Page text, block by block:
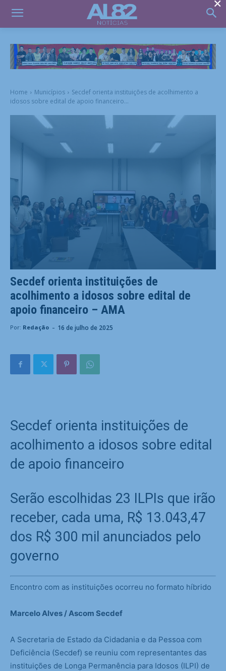
Home Municípios
Secdef orienta instituições de acolhimento a
idosos sobre edital de apoio financeiro...
Secdef orienta instituições de
acolhimento a idosos sobre edital de
apoio financeiro – AMA
Por: Redação - 16 de julho de 2025
Secdef orienta instituições de
acolhimento a idosos sobre edital
de apoio financeiro
Serão escolhidas 23 ILPIs que irão
receber, cada uma, R$ 13.043,47
dos R$ 300 mil anunciados pelo
governo
Encontro com as instituições ocorreu no formato híbrido
Marcelo Alves / Ascom Secdef
A Secretaria de Estado da Cidadania e da Pessoa com
Deficiência (Secdef) se reuniu com representantes das
instituições de Longa Permanência para Idosos (ILPI) de